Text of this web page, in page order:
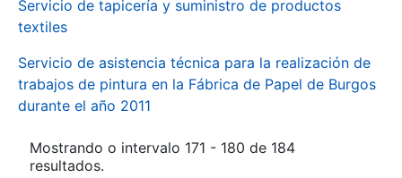
Servicio de tapicería y suministro de productos
textiles
Servicio de asistencia técnica para la realización de
trabajos de pintura en la Fábrica de Papel de Burgos
durante el año 2011
Mostrando o intervalo 171 - 180 de 184
resultados.